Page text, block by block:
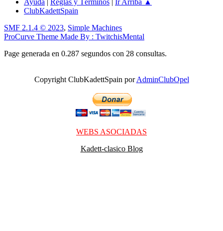
Ayuda | Reglas y Términos | Ir Arriba ▲
ClubKadettSpain
SMF 2.1.4 © 2023, Simple Machines
ProCurve Theme Made By : TwitchisMental
Page generada en 0.287 segundos con 28 consultas.
Copyright ClubKadettSpain porAdminClubOpel
WEBS ASOCIADAS
Kadett-clasico Blog